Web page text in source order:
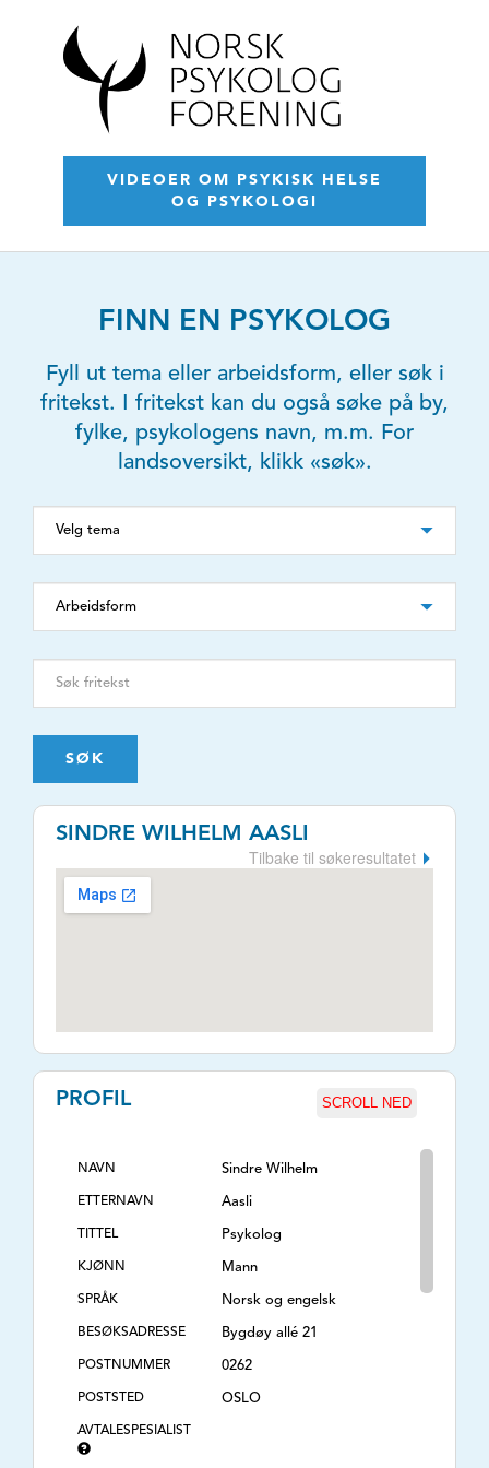
VIDEOER OM PSYKISK HELSE
OG PSYKOLOGI
FINN EN PSYKOLOG
Fyll ut tema eller arbeidsform, eller søk i
fritekst. I fritekst kan du også søke på by,
fylke, psykologens navn, m.m. For
landsoversikt, klikk «søk».
SØK
SINDRE WILHELM AASLI
Tilbake til søkeresultatet
PROFIL SCROLL NED
NAVN Sindre Wilhelm
ETTERNAVN Aasli
TITTEL Psykolog
KJØNN Mann
SPRÅK Norsk og engelsk
BESØKSADRESSE Bygdøy allé 21
POSTNUMMER 0262
POSTSTED OSLO
AVTALESPESIALIST